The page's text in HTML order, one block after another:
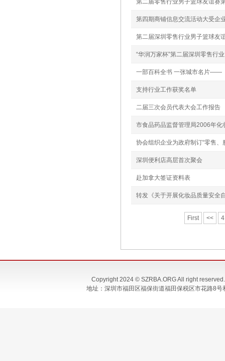
第二届零售行业男子篮球友谊赛
第四期商铺信息交流活动大受企
第二届深圳零售行业男子篮球友
“华润万家杯”第二届深圳零售行
一部百科全书 一张城市名片――
支持行业工作获奖名单
二届三次会员代表大会工作报告
市食品药品监督管理局2006年化
协会组织企业为政府制订“零售
深圳便利店高层首次聚会
赴加拿大签证资料表
转发《关于开展化妆品质量安全
First <<
Copyright 2024 © SZRBA.ORG All right
地址：深圳市福田区福保街道福田保税区市花路8